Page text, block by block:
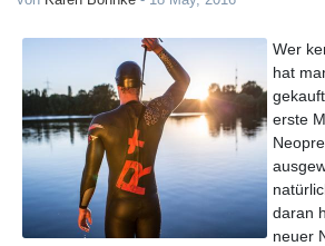
Wer
hat
erste
daran
neuer